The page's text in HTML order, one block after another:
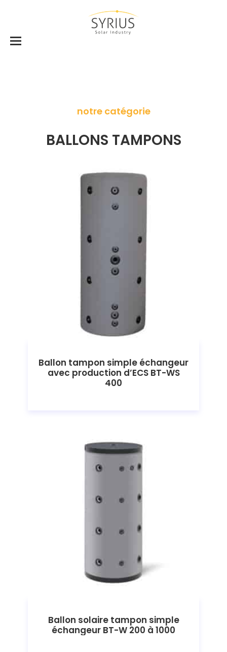
notre catégorie
BALLONS TAMPONS
Ballon tampon simple échangeur
avec production d’ECS BT-WS
400
Ballon solaire tampon simple
échangeur BT-W 200 à 1000